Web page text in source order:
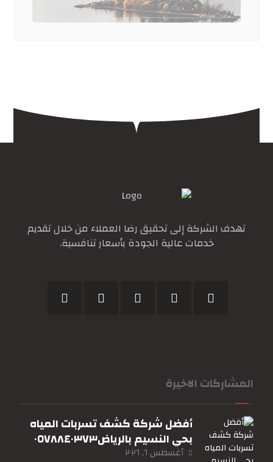
تهدف الشركة إلى تحقيق رضا العملاء من خلال تقديم
خدمات عالية الجودة بأسعار تنافسية.
المشاركات الاخيرة
أفضل شركة كشف تسربات المياه
بحي النسيم بالرياض٠٥٧٨٨٤٠٣٧٣
أغسطس ٦, ٢٠٢٦